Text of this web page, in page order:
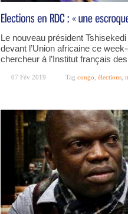
Le nouveau président
devant l’Union africaine ce
chercheur à l’Institut français
07 Fév 2019 Tag congo élections